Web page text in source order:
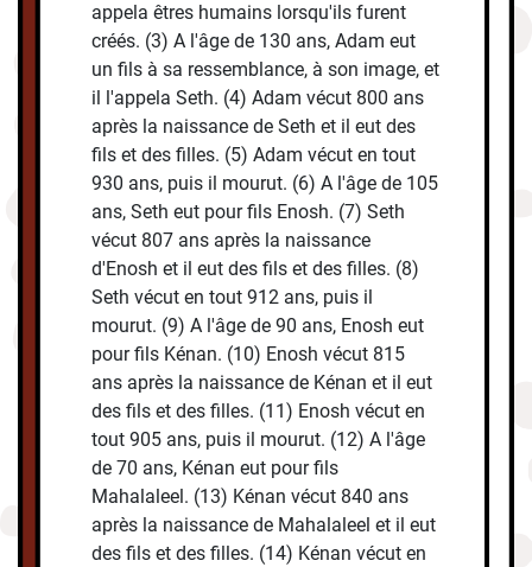
appela êtres humains lorsqu'ils furent
créés. (3) A l'âge de 130 ans, Adam eut
un fils à sa ressemblance, à son image, et
il l'appela Seth. (4) Adam vécut 800 ans
après la naissance de Seth et il eut des
fils et des filles. (5) Adam vécut en tout
930 ans, puis il mourut. (6) A l'âge de 105
ans, Seth eut pour fils Enosh. (7) Seth
vécut 807 ans après la naissance
d'Enosh et il eut des fils et des filles. (8)
Seth vécut en tout 912 ans, puis il
mourut. (9) A l'âge de 90 ans, Enosh eut
pour fils Kénan. (10) Enosh vécut 815
ans après la naissance de Kénan et il eut
des fils et des filles. (11) Enosh vécut en
tout 905 ans, puis il mourut. (12) A l'âge
de 70 ans, Kénan eut pour fils
Mahalaleel. (13) Kénan vécut 840 ans
après la naissance de Mahalaleel et il eut
des fils et des filles. (14) Kénan vécut en